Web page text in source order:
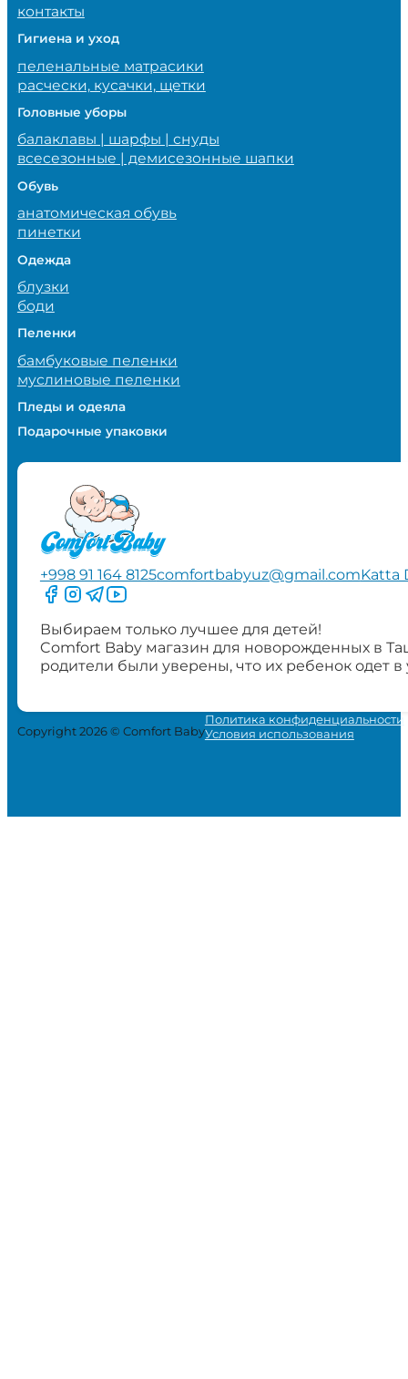
контакты
Гигиена и уход
пеленальные матрасики
расчески, кусачки, щетки
Головные уборы
балаклавы | шарфы | снуды
всесезонные | демисезонные шапки
Обувь
анатомическая обувь
пинетки
Одежда
блузки
боди
Пеленки
бамбуковые пеленки
муслиновые пеленки
Пледы и одеяла
Подарочные упаковки
+998 91 164 8125comfortbabyuz@gmail.comKatta
Следите за нами на Facebook
Следите за нами в Instagram
Следите за нами в Telegram
Следите за нами в YouTube
Выбираем только лучшее для детей!
Comfort Baby магазин для новорожденных в
родители были уверены, что их ребенок одет
Copyright 2026 © Comfort Baby
Политика конфиденциальности
Условия использования